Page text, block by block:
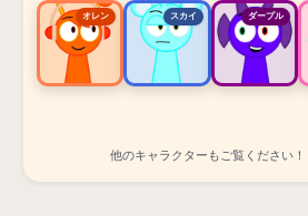
オレン スカイ ダープル
他のキャラクターもご覧ください！
スプランキー 人気キャラク